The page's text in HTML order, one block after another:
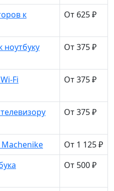
к
От 625 ₽
От 375 ₽
Fi
От 375 ₽
От 375 ₽
От 1 125 ₽
От 500 ₽